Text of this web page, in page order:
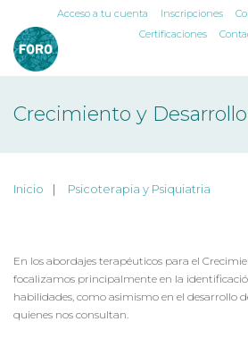
Acceso a tu cuenta Inscripciones
Certificaciones
Crecimiento y Desarrollo
Inicio Psicoterapia y Psiquiatria
En los abordajes terapéuticos para el
focalizamos principalmente en la
habilidades, como asimismo en el desarrollo
quienes nos consultan.